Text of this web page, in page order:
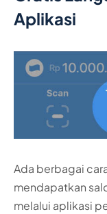
Aplikasi
Ada berbagai
mendapatkan
melalui aplikasi